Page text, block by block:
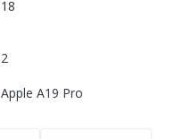
18
2
Apple A19 Pro